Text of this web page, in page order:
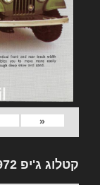
«
קטלוג ג'יפ 1972